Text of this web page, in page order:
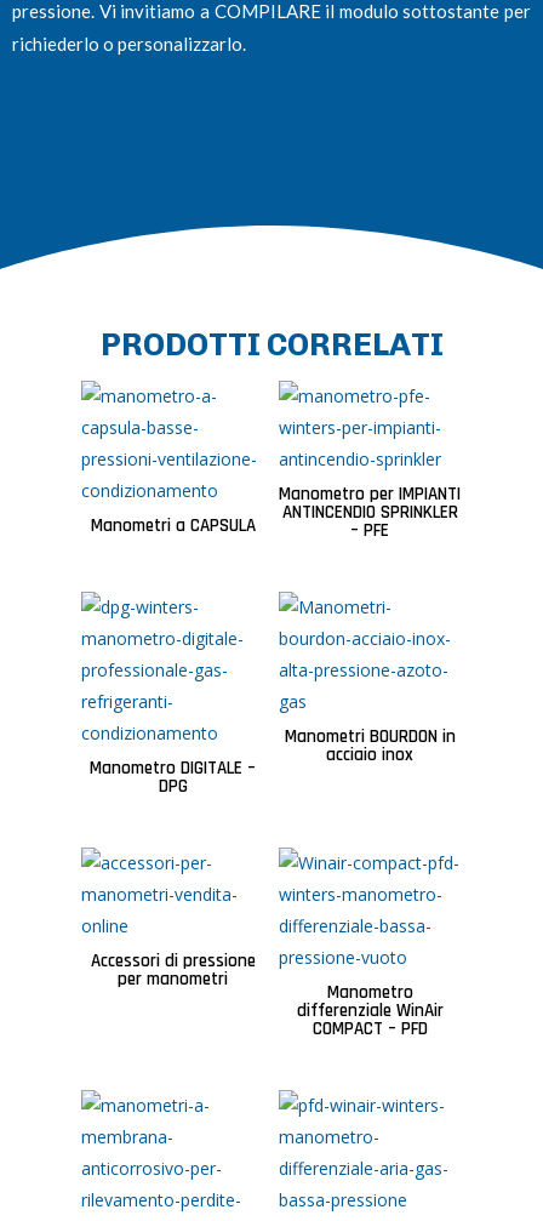
pressione. Vi invitiamo a COMPILARE il modulo sottostante per
richiederlo o personalizzarlo.
PRODOTTI CORRELATI
Manometri a CAPSULA
Manometro per IMPIANTI
ANTINCENDIO SPRINKLER
– PFE
Manometro DIGITALE –
DPG
Manometri BOURDON in
acciaio inox
Accessori di pressione
per manometri
Manometro
differenziale WinAir
COMPACT – PFD